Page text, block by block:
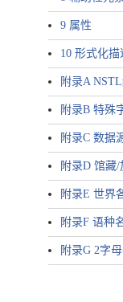
9 属性
10 形式化描
附录A
附录B 特殊
附录C 数据
附录D 馆藏
附录E 世界
附录F 语种
附录G 2字